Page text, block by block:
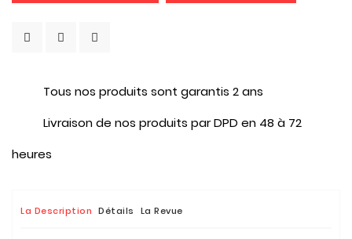
Tous nos produits sont garantis 2 ans
Livraison de nos produits par DPD en 48 à 72
heures
La Description Détails La Revue